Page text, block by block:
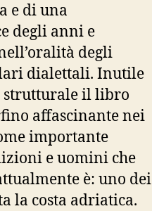
e di una
degli anni e
degli
dialettali. Inutile
strutturale il libro
affascinante nei
importante
e uomini che
è: uno dei
la costa adriatica.